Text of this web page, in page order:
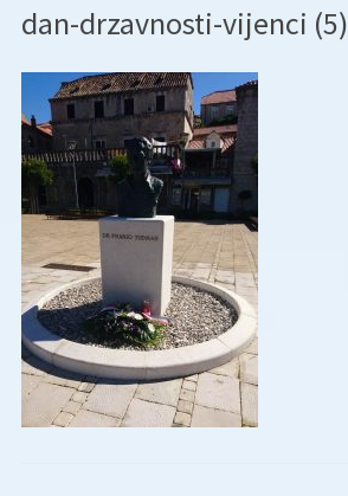
dan-drzavnosti-vijenci (5)